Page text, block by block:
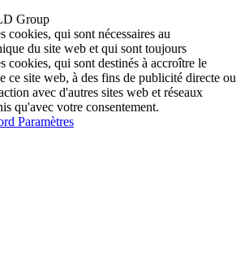
Group
cookies, qui sont nécessaires au
du site web et qui sont toujours
cookies, qui sont destinés à accroître le
ce site web, à des fins de publicité directe ou
avec d'autres sites web et réseaux
qu'avec votre consentement.
Paramètres